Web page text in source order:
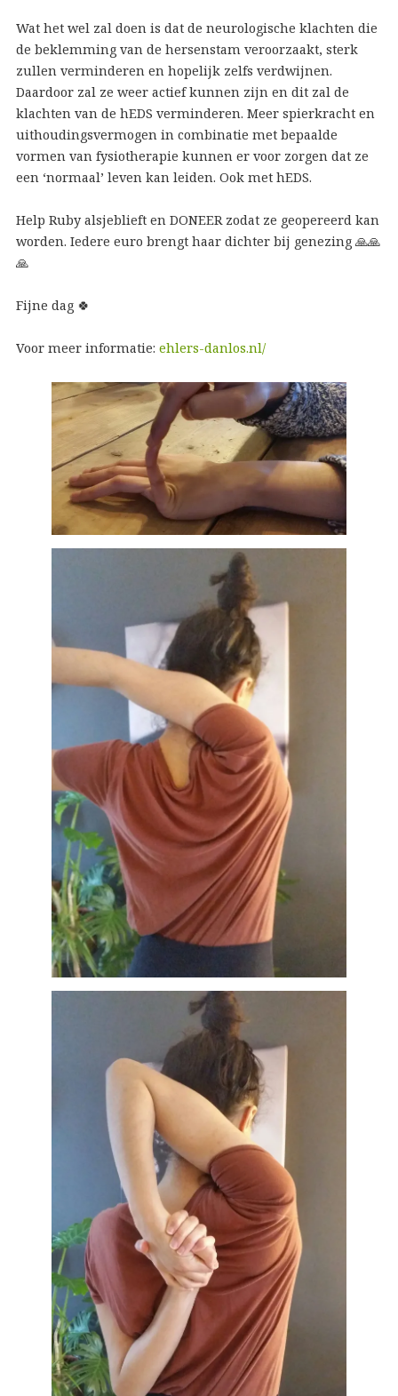
Wat het wel zal doen is dat de neurologische klachten die
de beklemming van de hersenstam veroorzaakt, sterk
zullen verminderen en hopelijk zelfs verdwijnen.
Daardoor zal ze weer actief kunnen zijn en dit zal de
klachten van de hEDS verminderen. Meer spierkracht en
uithoudingsvermogen in combinatie met bepaalde
vormen van fysiotherapie kunnen er voor zorgen dat ze
een ‘normaal’ leven kan leiden. Ook met hEDS.
Help Ruby alsjeblieft en DONEER zodat ze geopereerd kan
worden. Iedere euro brengt haar dichter bij genezing 🙏🙏
🙏
Fijne dag 🍀
Voor meer informatie: ehlers-danlos.nl/